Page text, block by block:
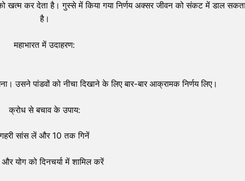
खत्म कर देता है। गुस्से में किया गया निर्णय अक्सर जीवन को संकट में डाल
है।
महाभारत में उदाहरण:
उसने पांडवों को नीचा दिखाने के लिए बार-बार आक्रामक निर्णय लिए।
क्रोध से बचाव के उपाय:
गहरी सांस लें और 10 तक गिनें
और योग को दिनचर्या में शामिल करें